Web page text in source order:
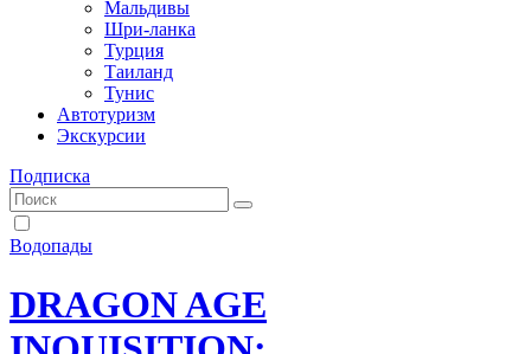
Мальдивы
Шри-ланка
Турция
Таиланд
Тунис
Автотуризм
Экскурсии
Подписка
Водопады
DRAGON AGE